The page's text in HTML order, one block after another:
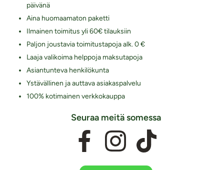
päivänä
Aina huomaamaton paketti
Ilmainen toimitus yli 60€ tilauksiin
Paljon joustavia toimitustapoja alk. 0 €
Laaja valikoima helppoja maksutapoja
Asiantunteva henkilökunta
Ystävällinen ja auttava asiakaspalvelu
100% kotimainen verkkokauppa
Seuraa meitä somessa